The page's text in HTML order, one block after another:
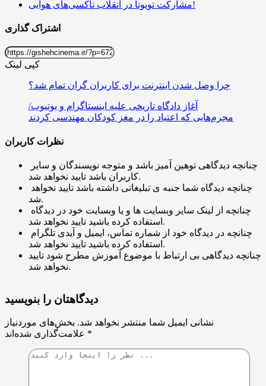
مشارکت تویوتا در انقلاب تاکسی‌های هوایی!
اشتراک گذاری
کپی لینک
چرا وصل شدن اینترنت برای کاربران گران تمام شد؟
آغاز دادگاه تاریخی علیه اینستاگرام و یوتیوب/
مجرم‌هایی که اعتیاد را در مغز کودکان مهندسی کردند
نظرات کاربران
کاربران باشد تایید نخواهد شد.
شد.
استفاده کرده باشید تایید نخواهد شد.
استفاده کرده باشید تایید نخواهد شد.
چنانچه دیدگاهی بی ارتباط با موضوع آموزش مطرح شود تایید
نخواهد شد.
دیدگاهتان را بنویسید
نشانی ایمیل شما منتشر نخواهد شد. بخش‌های موردنیاز
*